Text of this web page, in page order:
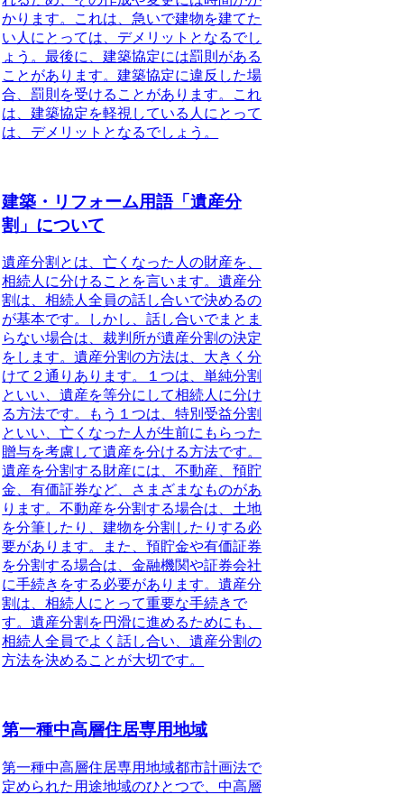
かります。これは、急いで建物を建てた
い人にとっては、デメリットとなるでし
ょう。最後に、建築協定には罰則がある
ことがあります。建築協定に違反した場
合、罰則を受けることがあります。これ
は、建築協定を軽視している人にとって
は、デメリットとなるでしょう。
建築・リフォーム用語「遺産分
割」について
遺産分割とは、亡くなった人の財産を、
相続人に分けることを言います。遺産分
割は、相続人全員の話し合いで決めるの
が基本です。しかし、話し合いでまとま
らない場合は、裁判所が遺産分割の決定
をします。遺産分割の方法は、大きく分
けて２通りあります。１つは、単純分割
といい、遺産を等分にして相続人に分け
る方法です。もう１つは、特別受益分割
といい、亡くなった人が生前にもらった
贈与を考慮して遺産を分ける方法です。
遺産を分割する財産には、不動産、預貯
金、有価証券など、さまざまなものがあ
ります。不動産を分割する場合は、土地
を分筆したり、建物を分割したりする必
要があります。また、預貯金や有価証券
を分割する場合は、金融機関や証券会社
に手続きをする必要があります。遺産分
割は、相続人にとって重要な手続きで
す。遺産分割を円滑に進めるためにも、
相続人全員でよく話し合い、遺産分割の
方法を決めることが大切です。
第一種中高層住居専用地域
第一種中高層住居専用地域都市計画法で
定められた用途地域のひとつで、中高層